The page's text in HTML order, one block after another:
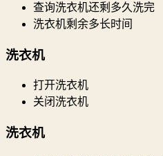
查询洗衣机还剩多久洗完
洗衣机剩余多长时间
洗衣机
打开洗衣机
关闭洗衣机
洗衣机